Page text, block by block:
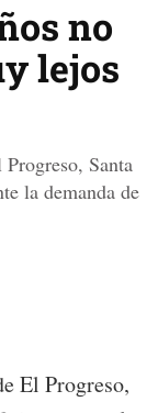
no
lejos
Santa
la demanda de
El Progreso,